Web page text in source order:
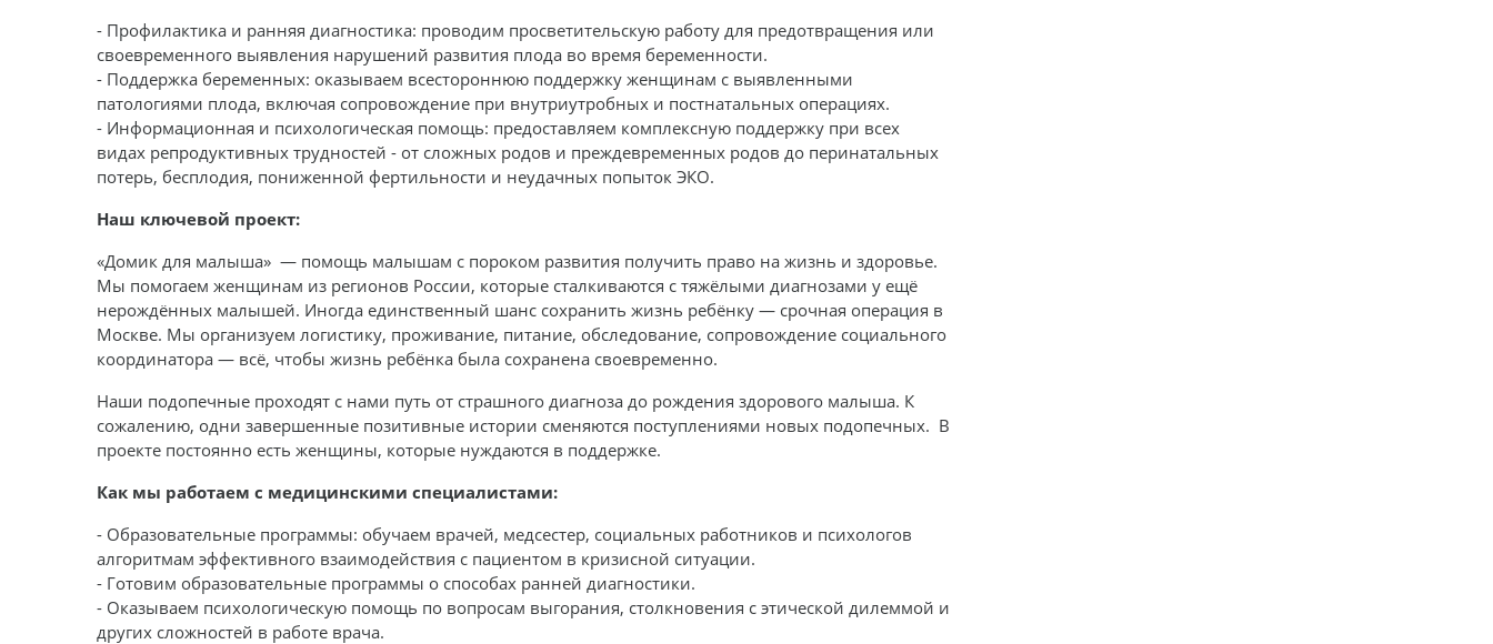
- Профилактика и ранняя диагностика: проводим просветительскую работу для предотвращения или
своевременного выявления нарушений развития плода во время беременности.
- Поддержка беременных: оказываем всестороннюю поддержку женщинам с выявленными
патологиями плода, включая сопровождение при внутриутробных и постнатальных операциях.
- Информационная и психологическая помощь: предоставляем комплексную поддержку при всех
видах репродуктивных трудностей - от сложных родов и преждевременных родов до перинатальных
потерь, бесплодия, пониженной фертильности и неудачных попыток ЭКО.
Наш ключевой проект:
«Домик для малыша» — помощь малышам с пороком развития получить право на жизнь и здоровье.
Мы помогаем женщинам из регионов России, которые сталкиваются с тяжёлыми диагнозами у ещё
нерождённых малышей. Иногда единственный шанс сохранить жизнь ребёнку — срочная операция в
Москве. Мы организуем логистику, проживание, питание, обследование, сопровождение социального
координатора — всё, чтобы жизнь ребёнка была сохранена своевременно.
Наши подопечные проходят с нами путь от страшного диагноза до рождения здорового малыша. К
сожалению, одни завершенные позитивные истории сменяются поступлениями новых подопечных. В
проекте постоянно есть женщины, которые нуждаются в поддержке.
Как мы работаем с медицинскими специалистами:
- Образовательные программы: обучаем врачей, медсестер, социальных работников и психологов
алгоритмам эффективного взаимодействия с пациентом в кризисной ситуации.
- Готовим образовательные программы о способах ранней диагностики.
- Оказываем психологическую помощь по вопросам выгорания, столкновения с этической дилеммой и
других сложностей в работе врача.